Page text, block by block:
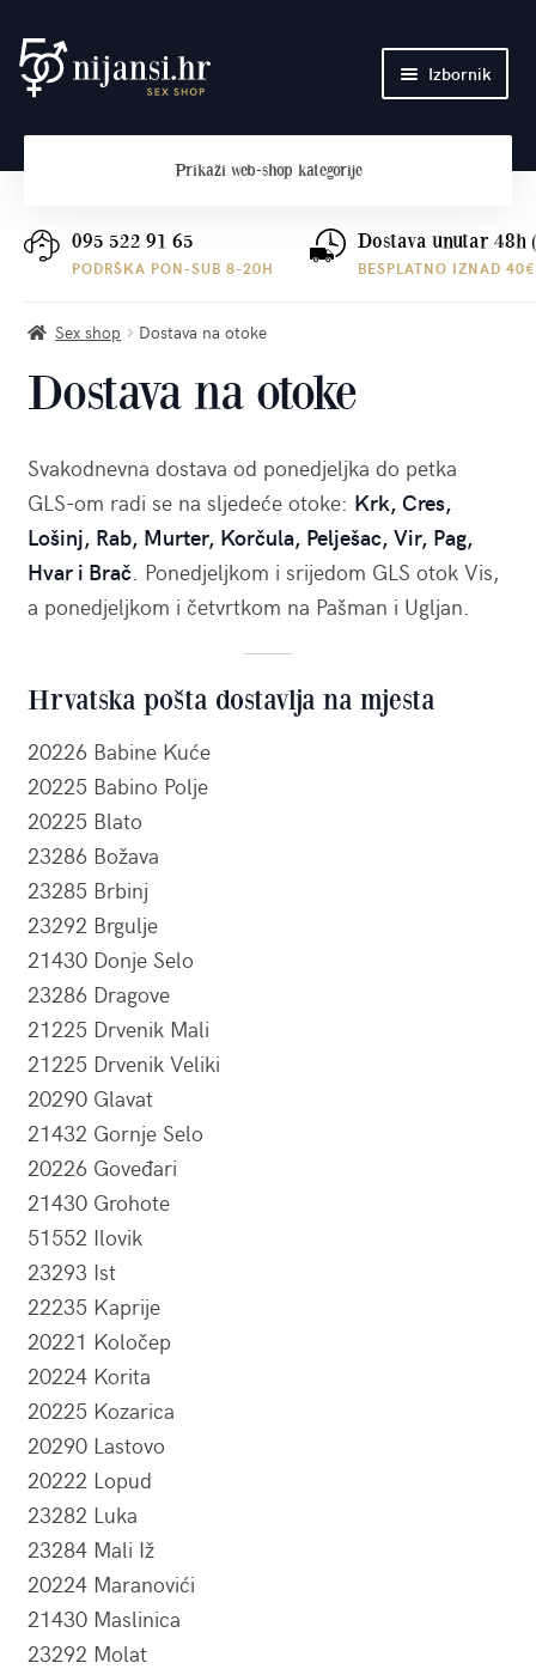
Preskoči
na
Skoči
do
Izbornik
Plaćanje i dostava
Prikaži web-shop kategorije
095 522 91 65
PODRŠKA PON-SUB 8-20H
Dostava unutar 48h
BESPLATNO IZNAD 40€
Sex shop Dostava na otoke
Dostava na otoke
Svakodnevna dostava od ponedjeljka do petka
GLS-om radi se na sljedeće otoke: Krk, Cres,
Lošinj, Rab, Murter, Korčula, Pelješac, Vir, Pag,
Hvar i Brač. Ponedjeljkom i srijedom GLS otok Vis,
a ponedjeljkom i četvrtkom na Pašman i Ugljan.
Hrvatska pošta dostavlja na mjesta
20226 Babine Kuće
20225 Babino Polje
20225 Blato
23286 Božava
23285 Brbinj
23292 Brgulje
21430 Donje Selo
23286 Dragove
21225 Drvenik Mali
21225 Drvenik Veliki
20290 Glavat
21432 Gornje Selo
20226 Goveđari
21430 Grohote
51552 Ilovik
23293 Ist
22235 Kaprije
20221 Koločep
20224 Korita
20225 Kozarica
20290 Lastovo
20222 Lopud
23282 Luka
23284 Mali Iž
20224 Maranovići
21430 Maslinica
23292 Molat